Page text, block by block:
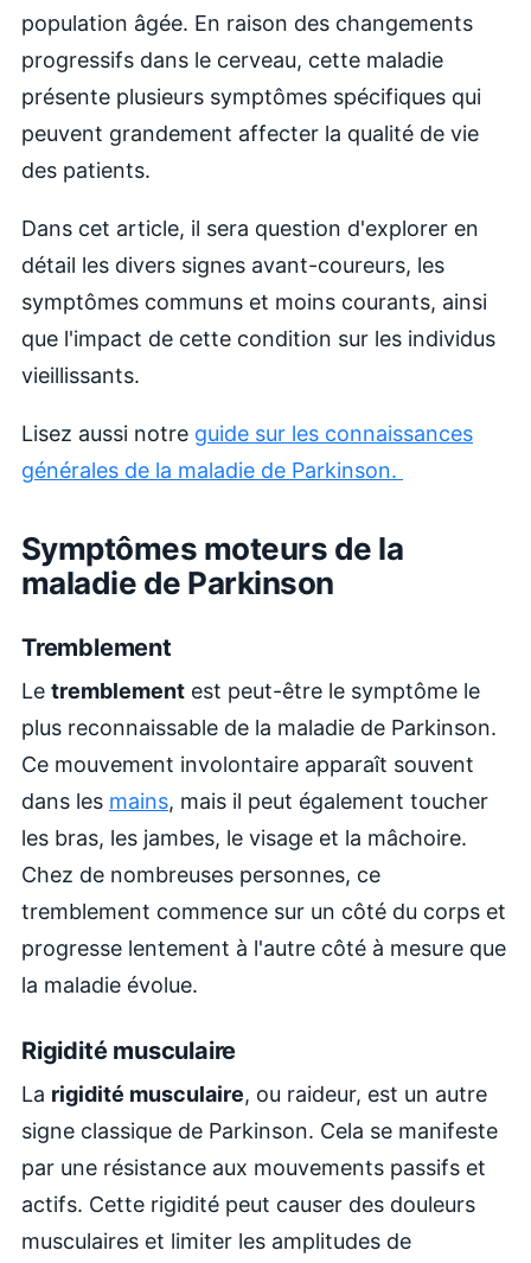
population âgée. En raison des changements
progressifs dans le cerveau, cette maladie
présente plusieurs symptômes spécifiques qui
peuvent grandement affecter la qualité de vie
des patients.
Dans cet article, il sera question d'explorer en
détail les divers signes avant-coureurs, les
symptômes communs et moins courants, ainsi
que l'impact de cette condition sur les individus
vieillissants.
Lisez aussi notre guide sur les connaissances
générales de la maladie de Parkinson.
Symptômes moteurs de la
maladie de Parkinson
Tremblement
Le tremblement est peut-être le symptôme le
plus reconnaissable de la maladie de Parkinson.
Ce mouvement involontaire apparaît souvent
dans les mains, mais il peut également toucher
les bras, les jambes, le visage et la mâchoire.
Chez de nombreuses personnes, ce
tremblement commence sur un côté du corps et
progresse lentement à l'autre côté à mesure que
la maladie évolue.
Rigidité musculaire
La rigidité musculaire, ou raideur, est un autre
signe classique de Parkinson. Cela se manifeste
par une résistance aux mouvements passifs et
actifs. Cette rigidité peut causer des douleurs
musculaires et limiter les amplitudes de